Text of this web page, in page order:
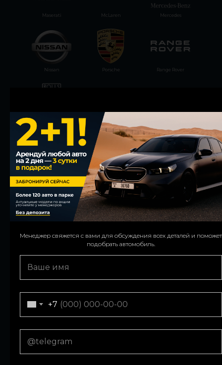
Porsche Range Rover
Tesla
Nissan
Rolls-Royce
Mercedes
McLaren
Maserati
Instagram
We’ll contact you to confirm details and assist with your car choice.
+971
Менеджер свяжется с вами для обсуждения всех деталей и поможет
подобрать автомобиль.
+7